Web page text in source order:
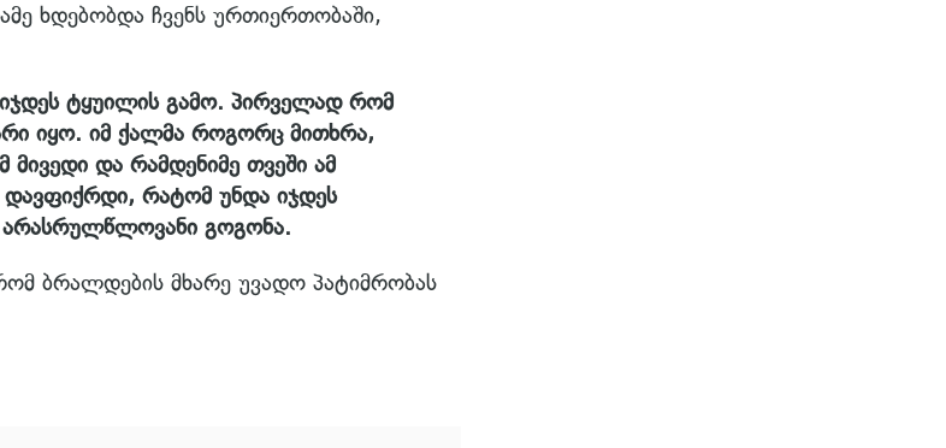
ხდებობდა ჩვენს ურთიერთობაში,
იჯდეს ტყუილის გამო. პირველად რომ
იყო. იმ ქალმა როგორც მითხრა,
და რამდენიმე თვეში ამ
რატომ უნდა იჯდეს
არასრულწლოვანი გოგონა.
ბრალდების მხარე უვადო პატიმრობას